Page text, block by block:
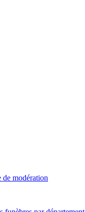
de modération